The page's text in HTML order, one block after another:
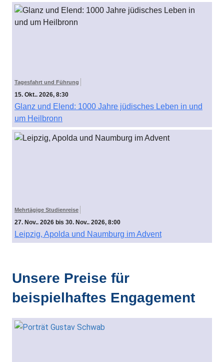
Tagesfahrt und Führung
15. Okt.. 2026, 8:30
Glanz und Elend: 1000 Jahre jüdisches Leben in und
um Heilbronn
Mehrtägige Studienreise
27. Nov.. 2026 bis 30. Nov.. 2026, 8:00
Leipzig, Apolda und Naumburg im Advent
Unsere Preise für
beispielhaftes Engagement